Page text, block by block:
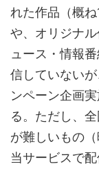
れた作品（概
や、オリジナ
ュース・情報
信していない
ンペーン企画
る。ただし、
が難しいもの
当サービスで